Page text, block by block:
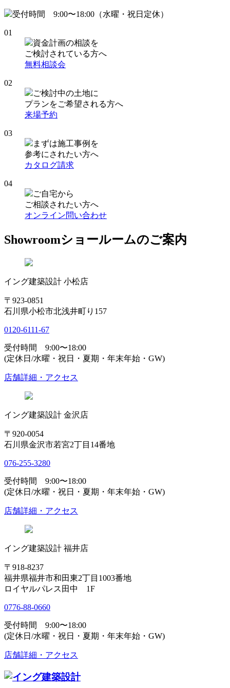
受付時間 9:00〜18:00（水曜・祝日定休）
01
資金計画の相談を
ご検討されている方へ
無料相談会
02
ご検討中の土地に
プランをご希望される方へ
来場予約
03
まずは施工事例を
参考にされたい方へ
カタログ請求
04
ご自宅から
ご相談されたい方へ
オンライン問い合わせ
Showroomショールームのご案内
イング建築設計 小松店
〒923-0851
石川県小松市北浅井町り157
0120-6111-67
受付時間 9:00〜18:00
(定休日/水曜・祝日・夏期・年末年始・GW)
店舗詳細・アクセス
イング建築設計 金沢店
〒920-0054
石川県金沢市若宮2丁目14番地
076-255-3280
受付時間 9:00〜18:00
(定休日/水曜・祝日・夏期・年末年始・GW)
店舗詳細・アクセス
イング建築設計 福井店
〒918-8237
福井県福井市和田東2丁目1003番地
ロイヤルパレス田中 1F
0776-88-0660
受付時間 9:00〜18:00
(定休日/水曜・祝日・夏期・年末年始・GW)
店舗詳細・アクセス